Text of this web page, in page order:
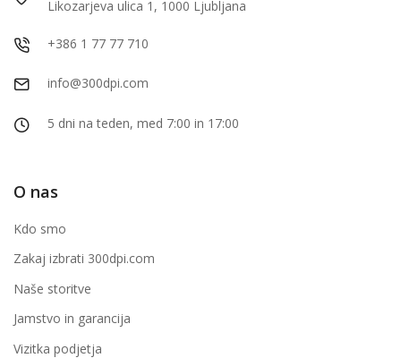
Likozarjeva ulica 1, 1000 Ljubljana
+386 1 77 77 710
info@300dpi.com
5 dni na teden, med 7:00 in 17:00
O nas
Kdo smo
Zakaj izbrati 300dpi.com
Naše storitve
Jamstvo in garancija
Vizitka podjetja